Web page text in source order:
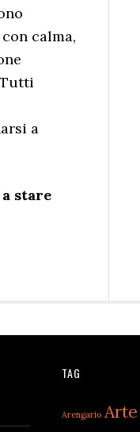
calma,
a
stare
TAG
Arengario Arte